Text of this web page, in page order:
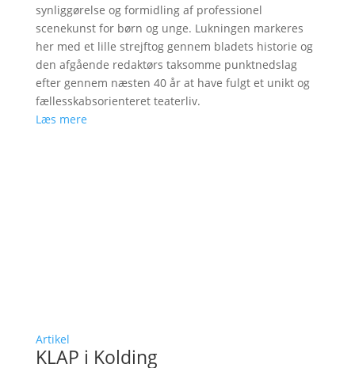
synliggørelse og formidling af professionel
scenekunst for børn og unge. Lukningen markeres
her med et lille strejftog gennem bladets historie og
den afgående redaktørs taksomme punktnedslag
efter gennem næsten 40 år at have fulgt et unikt og
fællesskabsorienteret teaterliv.
Læs mere
Artikel
KLAP i Kolding